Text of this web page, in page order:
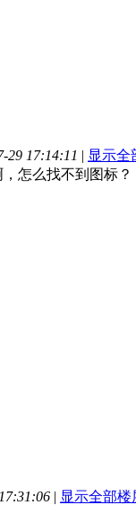
29 17:14:11 | 显示全
怎么找不到图标？
| 显示全部楼